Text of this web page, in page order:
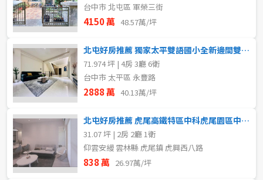
台中市 北屯區 軍榮三街
4150 萬 48.57萬/坪
北屯好房推薦 獨家太平雙語國小全新邊間雙車電梯別墅
71.974 坪 | 4房 3廳 6衛
台中市 太平區 永豐路
2888 萬 40.13萬/坪
北屯好房推薦 虎尾高鐵特區中科虎尾園區中高樓層視野漂亮二房
31.07 坪 | 2房 2廳 1衛
仰雲安縵 雲林縣 虎尾鎮 虎興西八路
838 萬 26.97萬/坪